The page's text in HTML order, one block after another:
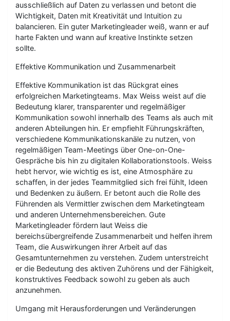
ausschließlich auf Daten zu verlassen und betont die
Wichtigkeit, Daten mit Kreativität und Intuition zu
balancieren. Ein guter Marketingleader weiß, wann er auf
harte Fakten und wann auf kreative Instinkte setzen
sollte.
Effektive Kommunikation und Zusammenarbeit
Effektive Kommunikation ist das Rückgrat eines
erfolgreichen Marketingteams. Max Weiss weist auf die
Bedeutung klarer, transparenter und regelmäßiger
Kommunikation sowohl innerhalb des Teams als auch mit
anderen Abteilungen hin. Er empfiehlt Führungskräften,
verschiedene Kommunikationskanäle zu nutzen, von
regelmäßigen Team-Meetings über One-on-One-
Gespräche bis hin zu digitalen Kollaborationstools. Weiss
hebt hervor, wie wichtig es ist, eine Atmosphäre zu
schaffen, in der jedes Teammitglied sich frei fühlt, Ideen
und Bedenken zu äußern. Er betont auch die Rolle des
Führenden als Vermittler zwischen dem Marketingteam
und anderen Unternehmensbereichen. Gute
Marketingleader fördern laut Weiss die
bereichsübergreifende Zusammenarbeit und helfen ihrem
Team, die Auswirkungen ihrer Arbeit auf das
Gesamtunternehmen zu verstehen. Zudem unterstreicht
er die Bedeutung des aktiven Zuhörens und der Fähigkeit,
konstruktives Feedback sowohl zu geben als auch
anzunehmen.
Umgang mit Herausforderungen und Veränderungen